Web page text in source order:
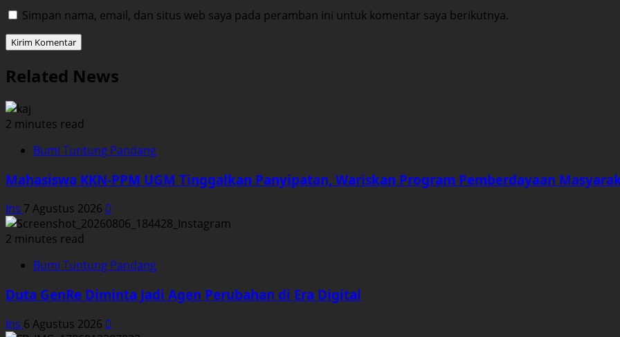
Simpan nama, email, dan situs web saya pada peramban ini untuk komentar saya berikutnya.
Related News
2 minutes read
Bumi Tuntung Pandang
Mahasiswa KKN-PPM UGM Tinggalkan Panyipatan, Wariskan Program Pemberdayaan
Ins 7 Agustus 2026 0
2 minutes read
Bumi Tuntung Pandang
Duta GenRe Diminta Jadi Agen Perubahan di Era Digital
Ins 6 Agustus 2026 0